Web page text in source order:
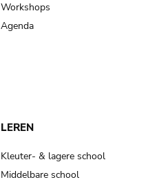
Workshops
Agenda
LEREN
Kleuter- & lagere school
Middelbare school